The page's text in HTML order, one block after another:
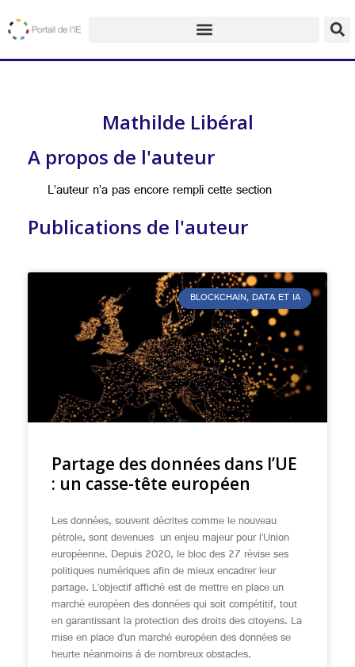
Mathilde Libéral
A propos de l'auteur
L’auteur n’a pas encore rempli cette section
Publications de l'auteur
BLOCKCHAIN, DATA ET IA
Partage des données dans l’UE
: un casse-tête européen
Les données, souvent décrites comme le nouveau
pétrole, sont devenues un enjeu majeur pour l’Union
européenne. Depuis 2020, le bloc des 27 révise ses
politiques numériques afin de mieux encadrer leur
partage. L’objectif affiché est de mettre en place un
marché européen des données qui soit compétitif, tout
en garantissant la protection des droits des citoyens. La
mise en place d’un marché européen des données se
heurte néanmoins à de nombreux obstacles.